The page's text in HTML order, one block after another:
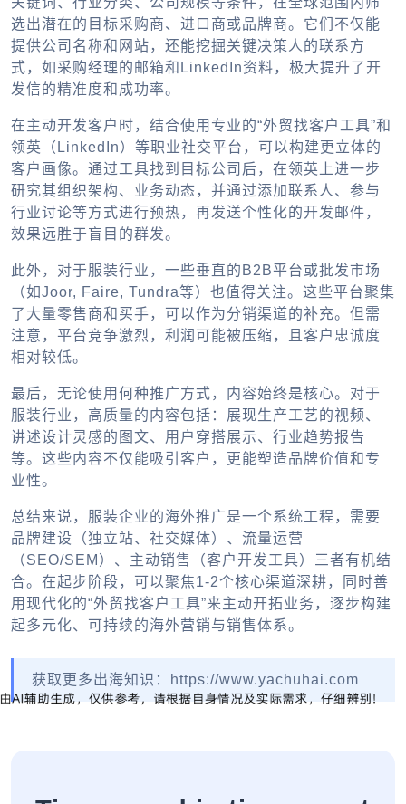
选出潜在的目标采购商、进口商或品牌商。它们不仅能
提供公司名称和网站，还能挖掘关键决策人的联系方
式，如采购经理的邮箱和LinkedIn资料，极大提升了开
发信的精准度和成功率。
在主动开发客户时，结合使用专业的“外贸找客户工具”和
领英（LinkedIn）等职业社交平台，可以构建更立体的
客户画像。通过工具找到目标公司后，在领英上进一步
研究其组织架构、业务动态，并通过添加联系人、参与
行业讨论等方式进行预热，再发送个性化的开发邮件，
效果远胜于盲目的群发。
此外，对于服装行业，一些垂直的B2B平台或批发市场
（如Joor, Faire, Tundra等）也值得关注。这些平台聚集
了大量零售商和买手，可以作为分销渠道的补充。但需
注意，平台竞争激烈，利润可能被压缩，且客户忠诚度
相对较低。
最后，无论使用何种推广方式，内容始终是核心。对于
服装行业，高质量的内容包括：展现生产工艺的视频、
讲述设计灵感的图文、用户穿搭展示、行业趋势报告
等。这些内容不仅能吸引客户，更能塑造品牌价值和专
业性。
总结来说，服装企业的海外推广是一个系统工程，需要
品牌建设（独立站、社交媒体）、流量运营
（SEO/SEM）、主动销售（客户开发工具）三者有机结
合。在起步阶段，可以聚焦1-2个核心渠道深耕，同时善
用现代化的“外贸找客户工具”来主动开拓业务，逐步构建
起多元化、可持续的海外营销与销售体系。
获取更多出海知识：https://www.yachuhai.com